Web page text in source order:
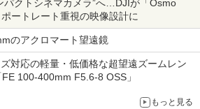
パクトシネマカメラ”へ…DJIが「Osmo
ートレート重視の映像設計に
のアクロマート望遠鏡
対応の軽量・低価格な超望遠ズームレン
100-400mm F5.6-8 OSS」
もっと見る